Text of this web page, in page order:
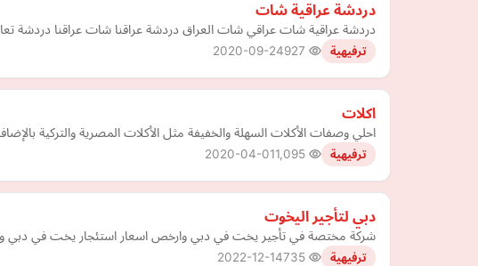
دردشة عراقية شات
دردشة عراقية شات عراقي شات العراق دردشة عراقنا شات عراقنا دردشة
ترفيهية 2020-09-24
اكلات
احلي وصفات الأكلات السهلة والخفيفة مثل الأكلات المصرية والتركية
ترفيهية 2020-04-01
دبي لتأجير اليخوت
شركة مختصة في تأجير يخت في دبي وارخص اسعار استئجار يخت في دبي
ترفيهية 2022-12-14